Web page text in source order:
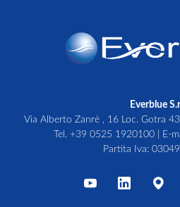
Everblue
Via Alberto Zanrè , 16 Loc. Gotra
Tel. +39 0525 1920100| E-
Partita Iva: